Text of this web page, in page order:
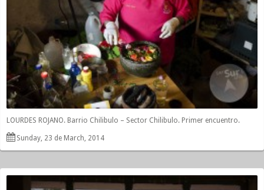
LOURDES ROJANO. Barrio Chilibulo – Sector Chilibulo. Primer encuentro.
Sunday, 23 de March, 2014